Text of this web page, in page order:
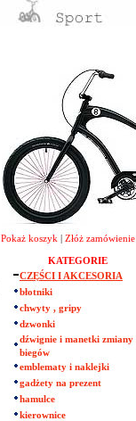
Pokaż koszyk Złóż zamówienie
KATEGORIE
CZĘŚCI I AKCESORIA
błotniki
chwyty , gripy
dzwonki
dźwignie i manetki zmiany
biegów
emblematy i naklejki
gadżety na prezent
hamulce
kierownice